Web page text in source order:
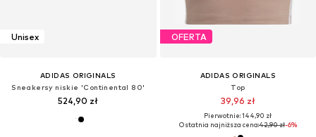
Unisex
ADIDAS ORIGINALS
Sneakersy niskie 'Continental 80'
524,90 zł
OFERTA
ADIDAS ORIGINALS
Top
39,96 zł
Pierwotnie: 144,90 zł
Ostatnia najniższa cena:42,90 zł-6%